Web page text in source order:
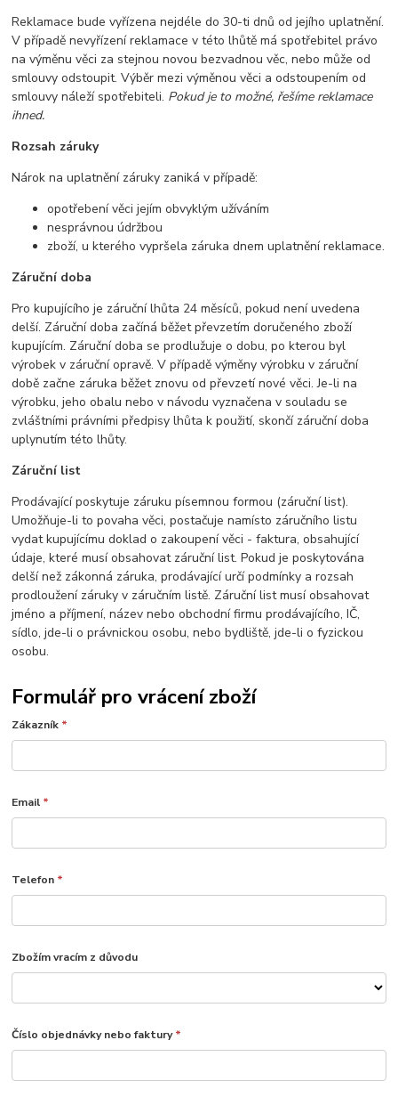
Reklamace bude vyřízena nejdéle do 30-ti dnů od jejího uplatnění.
V případě nevyřízení reklamace v této lhůtě má spotřebitel právo
na výměnu věci za stejnou novou bezvadnou věc, nebo může od
smlouvy odstoupit. Výběr mezi výměnou věci a odstoupením od
smlouvy náleží spotřebiteli. Pokud je to možné, řešíme reklamace
ihned.
Rozsah záruky
Nárok na uplatnění záruky zaniká v případě:
opotřebení věci jejím obvyklým užíváním
nesprávnou údržbou
zboží, u kterého vypršela záruka dnem uplatnění reklamace.
Záruční doba
Pro kupujícího je záruční lhůta 24 měsíců, pokud není uvedena
delší. Záruční doba začíná běžet převzetím doručeného zboží
kupujícím. Záruční doba se prodlužuje o dobu, po kterou byl
výrobek v záruční opravě. V případě výměny výrobku v záruční
době začne záruka běžet znovu od převzetí nové věci. Je-li na
výrobku, jeho obalu nebo v návodu vyznačena v souladu se
zvláštními právními předpisy lhůta k použití, skončí záruční doba
uplynutím této lhůty.
Záruční list
Prodávající poskytuje záruku písemnou formou (záruční list).
Umožňuje-li to povaha věci, postačuje namísto záručního listu
vydat kupujícímu doklad o zakoupení věci - faktura, obsahující
údaje, které musí obsahovat záruční list. Pokud je poskytována
delší než zákonná záruka, prodávající určí podmínky a rozsah
prodloužení záruky v záručním listě. Záruční list musí obsahovat
jméno a příjmení, název nebo obchodní firmu prodávajícího, IČ,
sídlo, jde-li o právnickou osobu, nebo bydliště, jde-li o fyzickou
osobu.
Formulář pro vrácení zboží
Zákazník *
Email *
Telefon *
Zbožím vracím z důvodu
Číslo objednávky nebo faktury*